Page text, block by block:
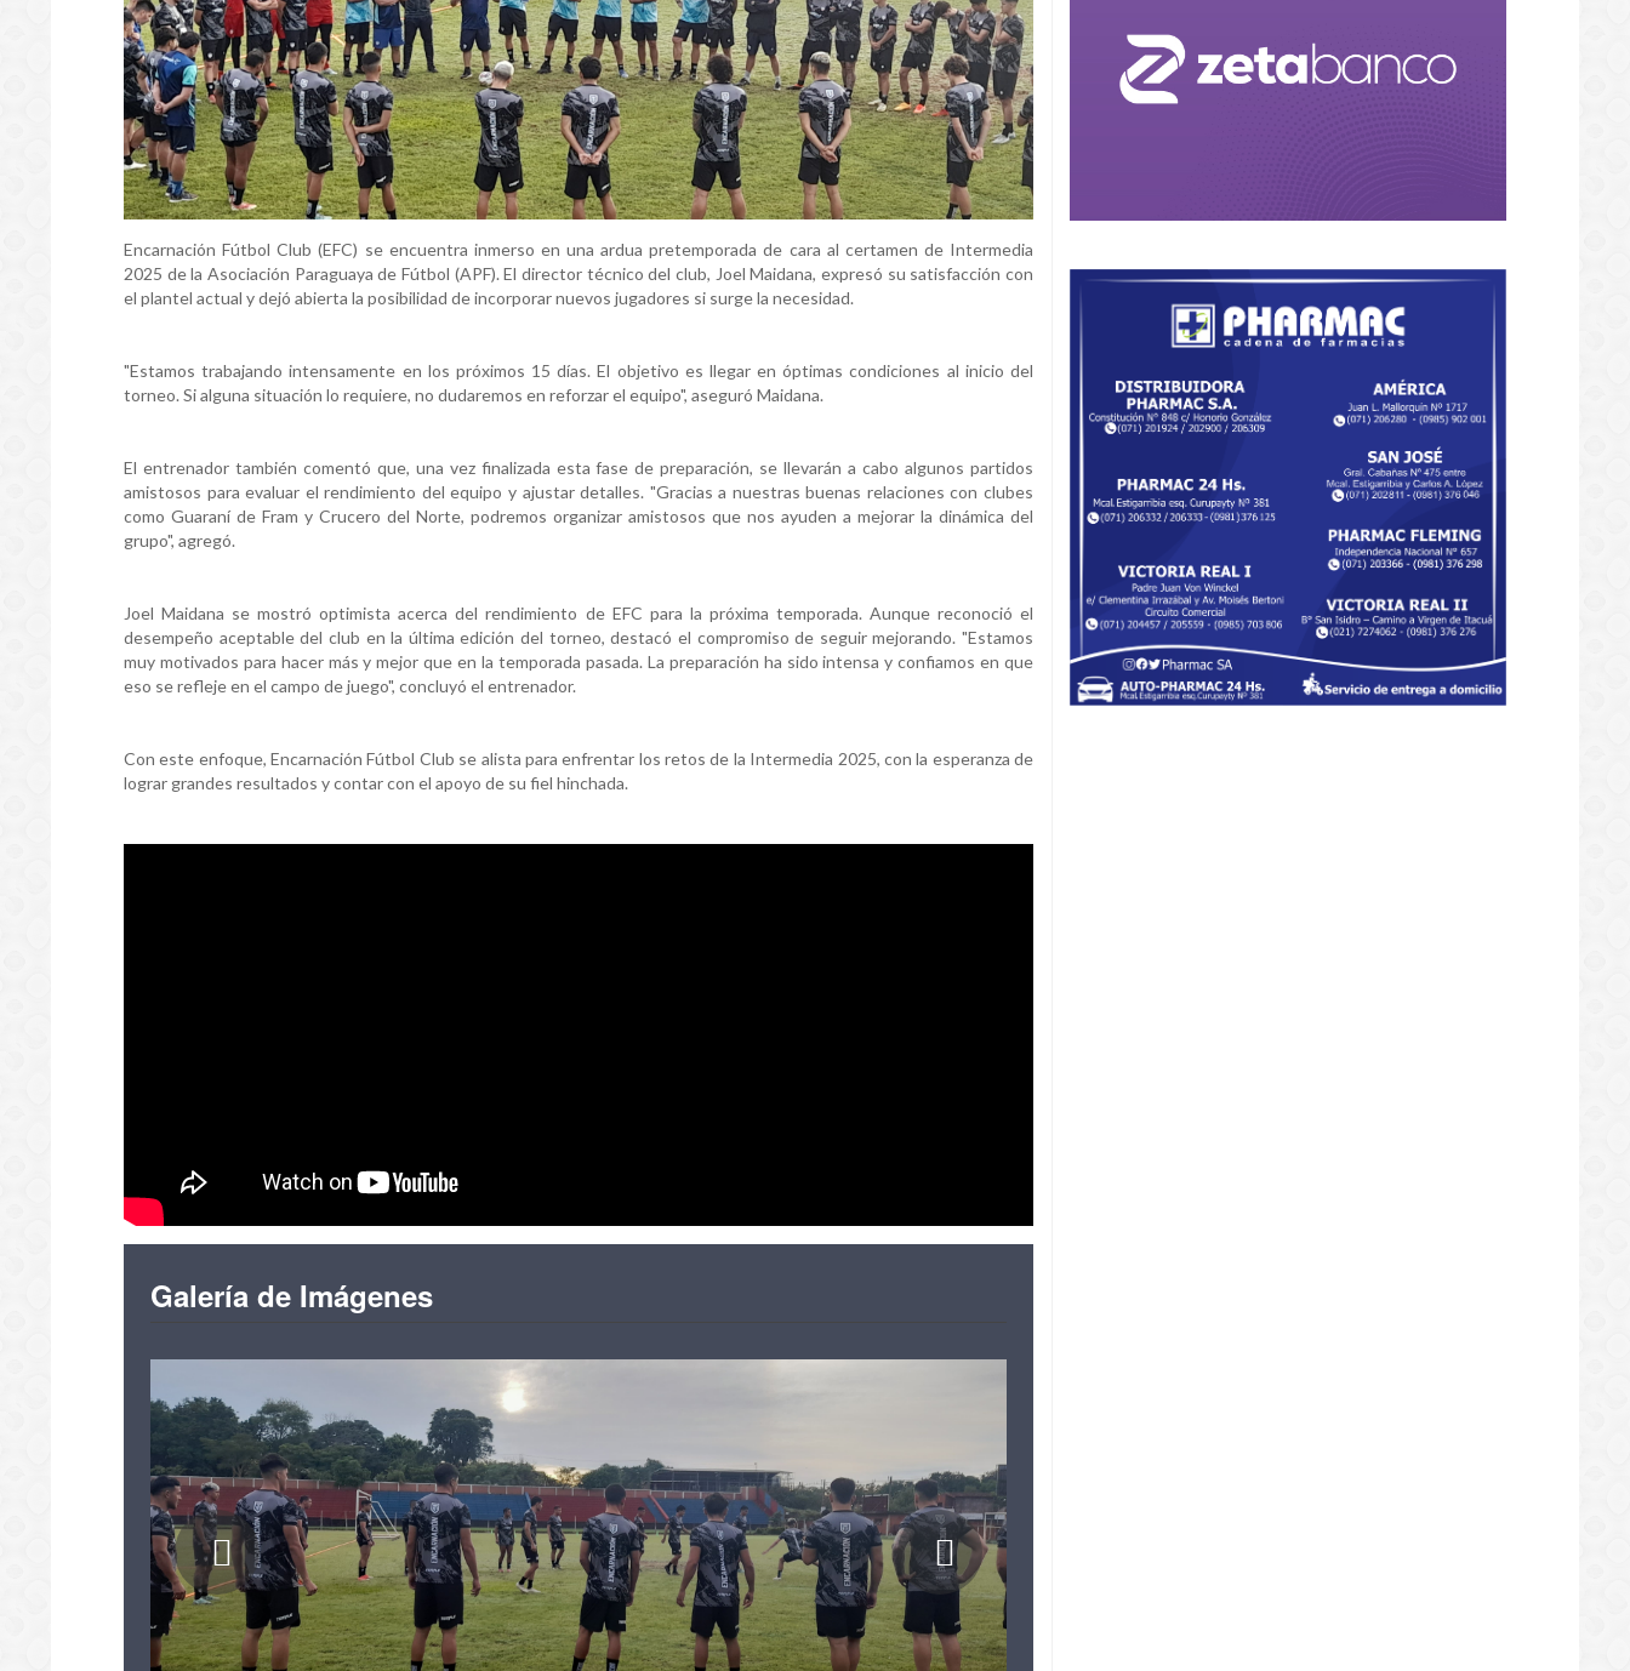
Encarnación Fútbol Club (EFC) se encuentra inmerso en una ardua pretemporada de cara al certamen de Intermedia
2025 de la Asociación Paraguaya de Fútbol (APF). El director técnico del club, Joel Maidana, expresó su satisfacción con
el plantel actual y dejó abierta la posibilidad de incorporar nuevos jugadores si surge la necesidad.
"Estamos trabajando intensamente en los próximos 15 días. El objetivo es llegar en óptimas condiciones al inicio del
torneo. Si alguna situación lo requiere, no dudaremos en reforzar el equipo", aseguró Maidana.
El entrenador también comentó que, una vez finalizada esta fase de preparación, se llevarán a cabo algunos partidos
amistosos para evaluar el rendimiento del equipo y ajustar detalles. "Gracias a nuestras buenas relaciones con clubes
como Guaraní de Fram y Crucero del Norte, podremos organizar amistosos que nos ayuden a mejorar la dinámica del
grupo", agregó.
Joel Maidana se mostró optimista acerca del rendimiento de EFC para la próxima temporada. Aunque reconoció el
desempeño aceptable del club en la última edición del torneo, destacó el compromiso de seguir mejorando. "Estamos
muy motivados para hacer más y mejor que en la temporada pasada. La preparación ha sido intensa y confiamos en que
eso se refleje en el campo de juego", concluyó el entrenador.
Con este enfoque, Encarnación Fútbol Club se alista para enfrentar los retos de la Intermedia 2025, con la esperanza de
lograr grandes resultados y contar con el apoyo de su fiel hinchada.
Galería de Imágenes